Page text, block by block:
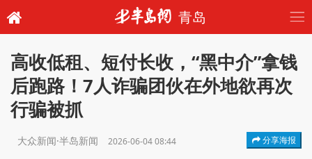
青岛
高收低租、短付长收，“黑中介”拿钱
后跑路！7人诈骗团伙在外地欲再次
行骗被抓
大众新闻·半岛新闻 2026-06-04 08:44 分享海报